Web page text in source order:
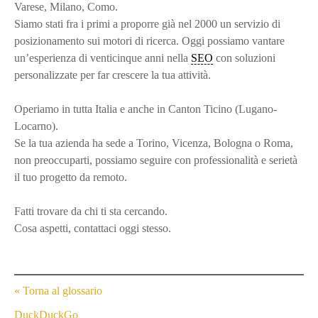
Varese, Milano, Como.
Siamo stati fra i primi a proporre già nel 2000 un servizio di
posizionamento sui motori di ricerca. Oggi possiamo vantare
un’esperienza di venticinque anni nella SEO con soluzioni
personalizzate per far crescere la tua attività.
Operiamo in tutta Italia e anche in Canton Ticino (Lugano-
Locarno).
Se la tua azienda ha sede a Torino, Vicenza, Bologna o Roma,
non preoccuparti, possiamo seguire con professionalità e serietà
il tuo progetto da remoto.
Fatti trovare da chi ti sta cercando.
Cosa aspetti, contattaci oggi stesso.
« Torna al glossario
DuckDuckGo